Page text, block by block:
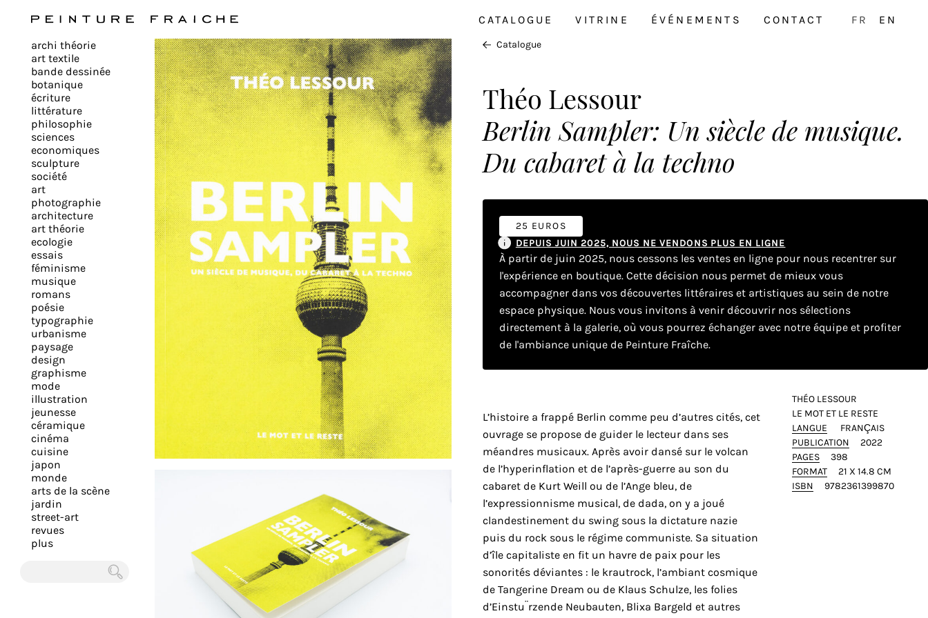
CATALOGUE VITRINE ÉVÉNEMENTS CONTACT FR EN
Catalogue
Théo Lessour
Berlin Sampler: Un siècle de musique.
Du cabaret à la techno
25 EUROS
DEPUIS JUIN 2025, NOUS NE VENDONS PLUS EN LIGNE
À partir de juin 2025, nous cessons les ventes en ligne pour nous recentrer sur
l'expérience en boutique. Cette décision nous permet de mieux vous
accompagner dans vos découvertes littéraires et artistiques au sein de notre
espace physique. Nous vous invitons à venir découvrir nos sélections
directement à la galerie, où vous pourrez échanger avec notre équipe et profiter
de l'ambiance unique de Peinture Fraîche.
L’histoire a frappé Berlin comme peu d’autres cités, cet
ouvrage se propose de guider le lecteur dans ses
méandres musicaux. Après avoir dansé sur le volcan
de l’hyperinflation et de l’après-guerre au son du
cabaret de Kurt Weill ou de l’Ange bleu, de
l’expressionnisme musical, de dada, on y a joué
clandestinement du swing sous la dictature nazie
puis du rock sous le régime communiste. Sa situation
d’île capitaliste en fit un havre de paix pour les
sonorités déviantes : le krautrock, l’ambiant cosmique
de Tangerine Dream ou de Klaus Schulze, les folies
d’Einstu¨rzende Neubauten, Blixa Bargeld et autres
THÉO LESSOUR
LE MOT ET LE RESTE
LANGUE
FRANÇAIS
PUBLICATION
2022
PAGES
398
FORMAT
21 X 14.8 CM
ISBN
9782361399870
archi théorie
art textile
bande dessinée
botanique
écriture
littérature
philosophie
sciences
economiques
sculpture
société
art
photographie
architecture
art théorie
ecologie
essais
féminisme
musique
romans
poésie
typographie
urbanisme
paysage
design
graphisme
mode
illustration
jeunesse
céramique
cinéma
cuisine
japon
monde
arts de la scène
jardin
street-art
revues
plus
Chercher
Valider
tous
cookies
utilise
cookies
améliorer
expérience
service
personnalisé.